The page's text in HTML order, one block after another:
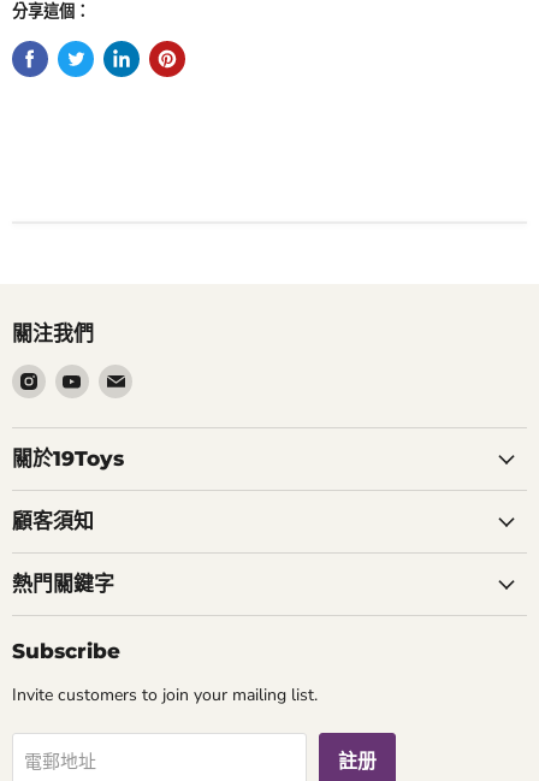
分享這個：
關注我們
在
Instagram
找
到
們
在
Youtube
找
到
們
在
郵
關於19Toys
顧客須知
熱門關鍵字
Subscribe
Invite customers to join your mailing list.
電郵地址 註册